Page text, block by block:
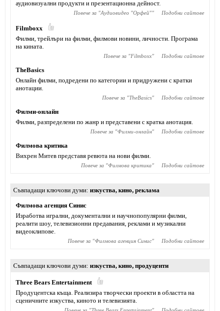
аудиовизуални продукти и презентационна дейност.
Повече за "Аудиовидео "Орфей"" Подобни сайтове
Filmboxx
Филми, трейлъри на филми, филмови новини, личности. Програма
на кината.
Повече за "Filmboxx" Подобни сайтове
TheBasics
Онлайн филми, подредени по категории и придружени с кратки
анотации.
Повече за "TheBasics" Подобни сайтове
Филми-онлайн
Филми, разпределени по жанр и представени с кратка анотация.
Повече за "Филми-онлайн" Подобни сайтове
Филмова критика
Вихрен Митев представя ревюта на нови филми.
Повече за "Филмова критика" Подобни сайтове
Съвпадащи ключови думи изкуства, кино, реклама
Филмова агенция Синис
Изработва игрални, документални и научнопопулярни филми,
реалити шоу, телевизионни предавания, реклами и музикални
видеоклипове.
Повече за "Филмова агенция Синис" Подобни сайтове
Съвпадащи ключови думи изкуства, кино, продуценти
Тhree Bears Entertainment
Продуцентска къща. Реализира творчески проекти в областта на
сценичните изкуства, киното и телевизията.